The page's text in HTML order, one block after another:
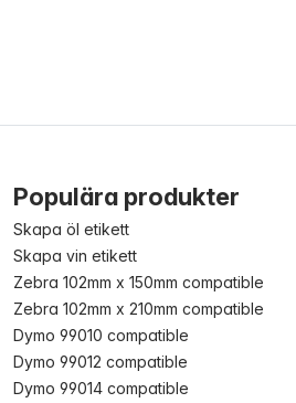
Populära produkter
Skapa öl etikett
Skapa vin etikett
Zebra 102mm x 150mm compatible
Zebra 102mm x 210mm compatible
Dymo 99010 compatible
Dymo 99012 compatible
Dymo 99014 compatible